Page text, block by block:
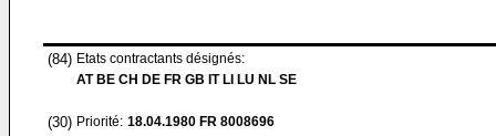
(84) Etats contractants désignés:
AT BE CH DE FR GB IT LI LU NL SE
(30) Priorité: 18.04.1980 FR 8008696